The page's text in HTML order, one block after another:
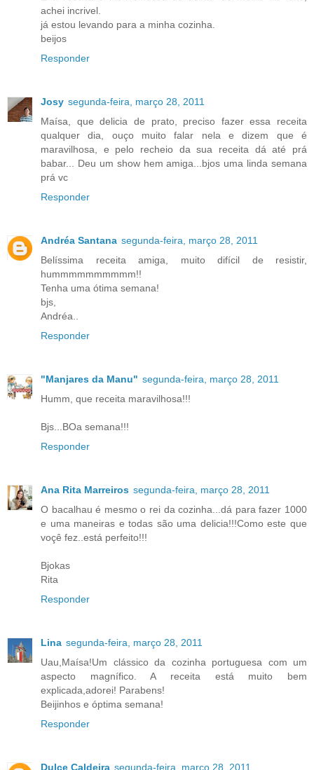
achei incrivel.
já estou levando para a minha cozinha.
beijos
Responder
Josy segunda-feira, março 28, 2011
Maísa, que delicia de prato, preciso fazer essa receita
qualquer dia, ouço muito falar nela e dizem que é
maravilhosa, e pelo recheio da sua receita dá até prá
babar... Deu um show hem amiga...bjos uma linda semana
prá vc
Responder
Andréa Santana segunda-feira, março 28, 2011
Belíssima receita amiga, muito difícil de resistir,
hummmmmmmmmm!!
Tenha uma ótima semana!
bjs,
Andréa..
Responder
"Manjares da Manu" segunda-feira, março 28, 2011
Humm, que receita maravilhosa!!!
Bjs...BOa semana!!!
Responder
Ana Rita Marreiros segunda-feira, março 28, 2011
O bacalhau é mesmo o rei da cozinha...dá para fazer 1000
e uma maneiras e todas são uma delicia!!!Como este que
voçê fez..está perfeito!!!
Bjokas
Rita
Responder
Lina segunda-feira, março 28, 2011
Uau,Maísa!Um clássico da cozinha portuguesa com um
aspecto magnífico. A receita está muito bem
explicada,adorei! Parabens!
Beijinhos e óptima semana!
Responder
Dulce Caldeira segunda-feira, março 28, 2011